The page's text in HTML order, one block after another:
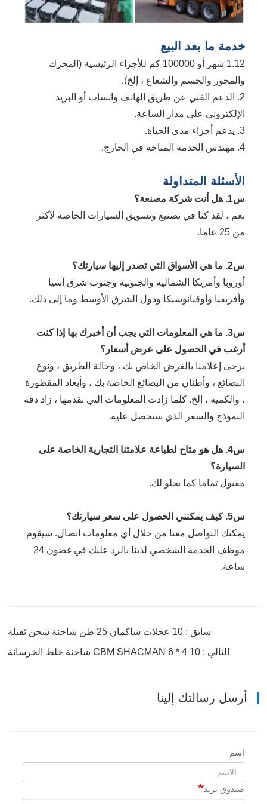
خدمة ما بعد البيع
1.12 شهر أو 100000 كم للأجزاء الرئيسية (المحرك
والمحور والجسم والشعاع ، إلخ).
2. الدعم الفني عن طريق الهاتف واتساب أو البريد
الإلكتروني على مدار الساعة.
3. يدعم أجزاء مدى الحياة.
4. مهندس الخدمة المتاحة في الخارج.
الأسئلة المتداولة
س1. هل أنت شركة مصنعة؟
نعم ، لقد كنا في تصنيع وتسويق السيارات الخاصة لأكثر
من 25 عاما.
س2. ما هي الأسواق التي تصدر إليها سيارتك؟
أوروبا وأمريكا الشمالية والجنوبية وجنوب شرق آسيا
وأفريقيا وأوقيانوسيكا ودول الشرق الأوسط وما إلى ذلك.
س3. ما هي المعلومات التي يجب أن أخبرك بها إذا كنت
أرغب في الحصول على عرض أسعار؟
يرجى إعلامنا بالغرض الخاص بك ، وحالة الطريق ، ونوع
البضائع ، وأطنان من البضائع الخاصة بك ، وأبعاد المقطورة
، والكمية ، إلخ. كلما زادت المعلومات التي تقدمها ، زاد دقة
النموذج والسعر الذي ستحصل عليه.
س4. هل هو متاح لطباعة علامتنا التجارية الخاصة على
السيارة؟
مقبول تماما كما يحلو لك.
س5. كيف يمكنني الحصول على سعر سيارتك؟
يمكنك التواصل معنا من خلال أي معلومات اتصال. سيقوم
موظف الخدمة الشخصي لدينا بالرد عليك في غضون 24
ساعة.
سابق : 10 عجلات شاكمان 25 طن شاحنة شحن ثقيلة
التالي : 10 CBM SHACMAN 6 * 4 شاحنة خلط الخرسانة
أرسل رسالتك إلينا
اسم
صندوق بريد